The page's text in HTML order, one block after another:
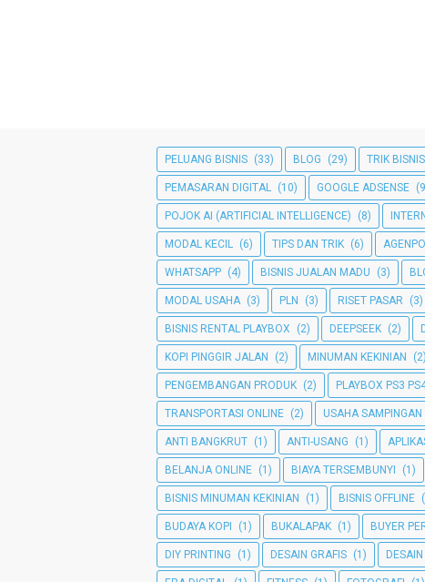
PELUANG BISNIS (33) BLOG (29) TRIK BISNIS
PEMASARAN DIGITAL (10) GOOGLE ADSENSE
POJOK AI (ARTIFICIAL INTELLIGENCE) (8)
MODAL KECIL (6) TIPS DAN TRIK (6)
WHATSAPP (4) BISNIS JUALAN MADU (3)
MODAL USAHA (3) PLN (3) RISET PASAR (3)
BISNIS RENTAL PLAYBOX (2) DEEPSEEK (2)
KOPI PINGGIR JALAN (2) MINUMAN KEKINIAN (2)
PENGEMBANGAN PRODUK (2) PLAYBOX PS3
TRANSPORTASI ONLINE (2) USAHA SAMPINGAN
ANTI BANGKRUT (1) ANTI-USANG (1)
BELANJA ONLINE (1) BIAYA TERSEMBUNYI (1)
BISNIS MINUMAN KEKINIAN (1) BISNIS OFFLINE
BUDAYA KOPI (1) BUKALAPAK (1) BUYER
DIY PRINTING (1) DESAIN GRAFIS (1)